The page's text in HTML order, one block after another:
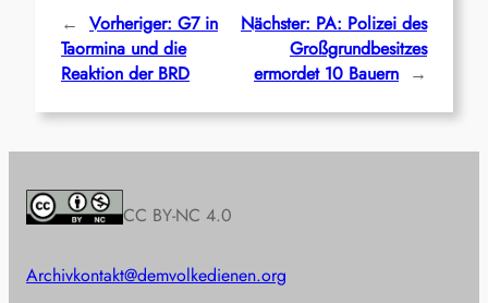
← Vorheriger: G7 in
Taormina und die
Reaktion der BRD
Nächster: PA: Polizei des
Großgrundbesitzes
ermordet 10 Bauern →
CC BY-NC 4.0
Archivkontakt@demvolkedienen.org